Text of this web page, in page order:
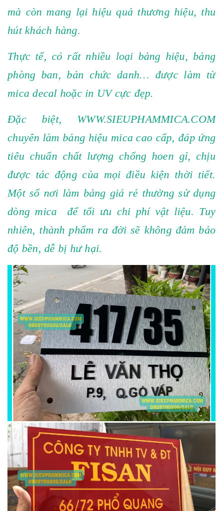
mà còn mang lại hiệu quả thương hiệu, thu
hút khách hàng.
Thực tế, có rất nhiều loại bảng hiệu, bảng
phòng ban, bản chức danh… được làm từ
mica decal hoặc in UV cực đẹp.
Đặc biệt, WWW.SIEUPHAMMICA.COM
chuyên làm bảng hiệu mica cao cấp, đáp ứng
tiêu chuẩn chất lượng chống hoen gỉ, chịu
được tác động của mọi điều kiện thời tiết.
Một số nơi làm bảng giá rẻ thường sử dụng
dòng mica để tối ưu chi phí vật liệu. Tuy
nhiên, thành phẩm ra đời sẽ không đảm bảo
độ bền, dễ bị hư hại.